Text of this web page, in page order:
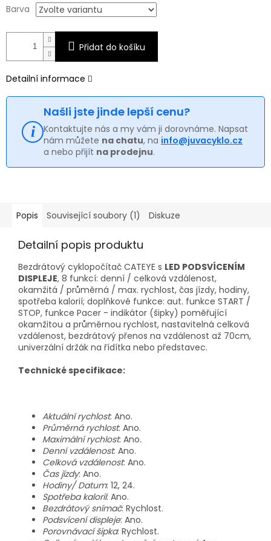
Barva
Přidat do košíku
Detailní informace
Našli jste jinde lepší cenu?
Kontaktujte nás a my vám ji dorovnáme. Napsat
nám můžete na chatu, na info@juvacyklo.cz
a nebo přijít na prodejnu.
Popis Související soubory (1) Diskuze
Detailní popis produktu
Bezdrátový cyklopočítač CATEYE s LED PODSVÍCENÍM
DISPLEJE, 8 funkcí: denní / celková vzdálenost,
okamžitá / průměrná / max. rychlost, čas jízdy, hodiny,
spotřeba kalorií; doplňkové funkce: aut. funkce START /
STOP, funkce Pacer - indikátor (šipky) poměřující
okamžitou a průměrnou rychlost, nastavitelná celková
vzdálenost, bezdrátový přenos na vzdálenost až 70cm,
univerzální držák na řídítka nebo představec.
Technické specifikace:
Aktuální rychlost: Ano.
Průměrná rychlost: Ano.
Maximální rychlost: Ano.
Denní vzdálenost: Ano.
Celková vzdálenost: Ano.
Čas jízdy: Ano.
Hodiny/ Datum: 12, 24.
Spotřeba kalorií: Ano.
Bezdrátový snímač: Rychlost.
Podsvícení displeje: Ano.
Porovnávací šipka: Rychlost.